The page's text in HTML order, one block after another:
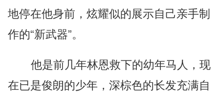
地停在他身前，炫耀似的展示自己亲手制
作的“新武器”。
他是前几年林恩救下的幼年马人，现
在已是俊朗的少年，深棕色的长发充满自